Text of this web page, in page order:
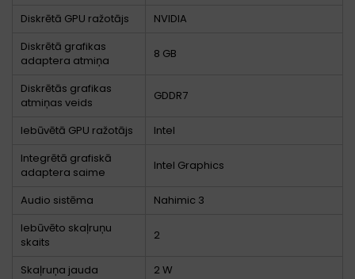
Diskrētā GPU ražotājs
NVIDIA
Diskrētā grafikas
adaptera atmiņa
8 GB
Diskrētās grafikas
atmiņas veids
GDDR7
Iebūvētā GPU ražotājs
Intel
Integrētā grafiskā
adaptera saime
Intel Graphics
Audio sistēma
Nahimic 3
Iebūvēto skaļruņu
skaits
2
Skaļruņa jauda
2 W